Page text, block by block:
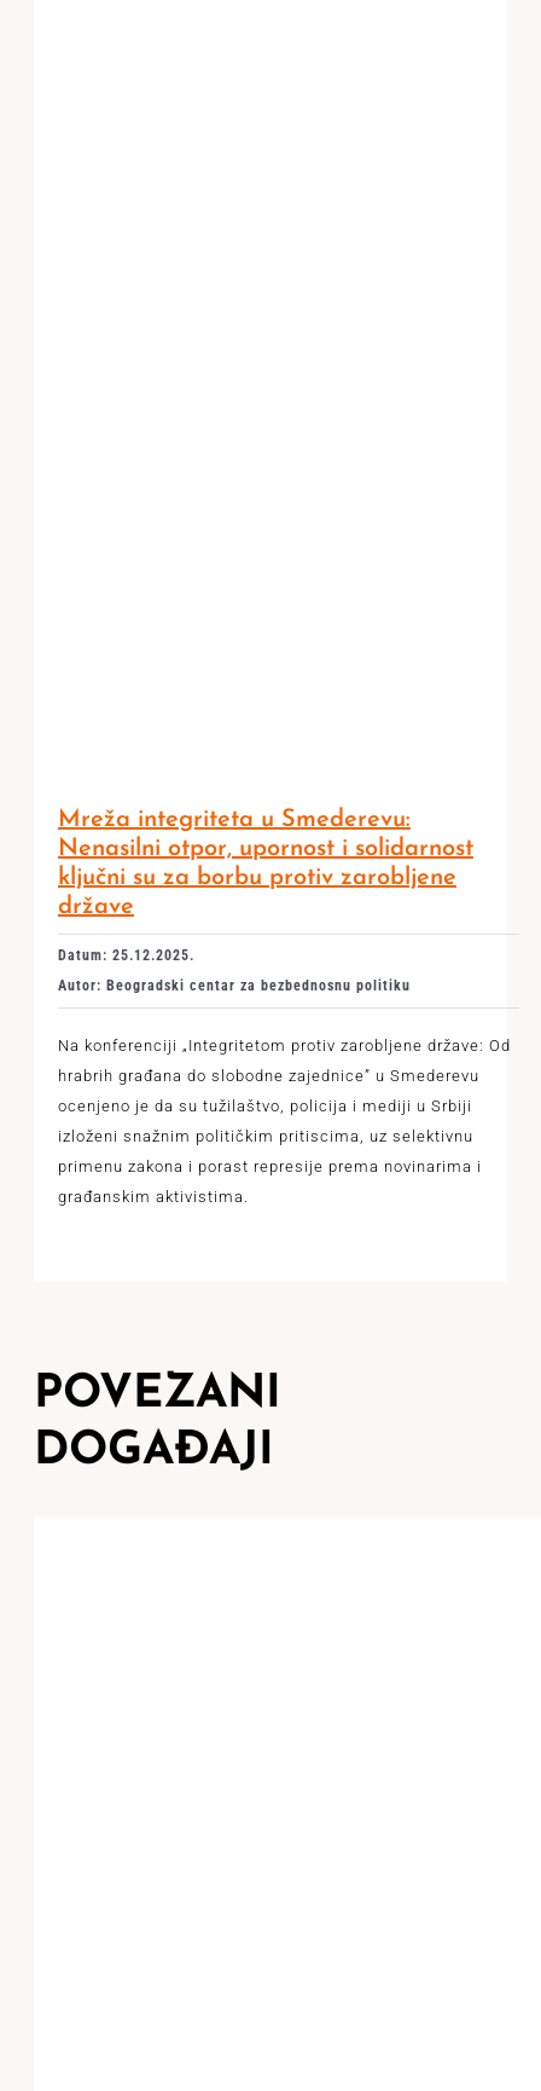
Mreža integriteta u Smederevu:
Nenasilni otpor, upornost i solidarnost
ključni su za borbu protiv zarobljene
države
Datum: 25.12.2025.
Autor: Beogradski centar za bezbednosnu politiku
Na konferenciji „Integritetom protiv zarobljene države: Od
hrabrih građana do slobodne zajednice” u Smederevu
ocenjeno je da su tužilaštvo, policija i mediji u Srbiji
izloženi snažnim političkim pritiscima, uz selektivnu
primenu zakona i porast represije prema novinarima i
građanskim aktivistima.
POVEZANI
DOGAĐAJI